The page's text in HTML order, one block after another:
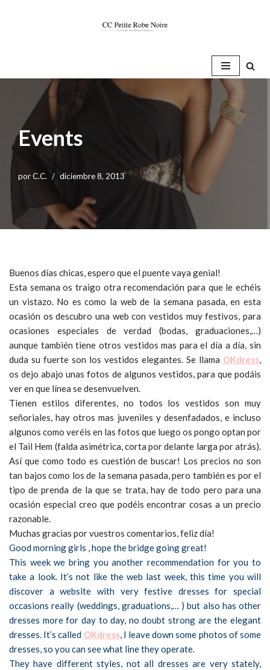
Events
porC.C. diciembre 8, 2013
Buenos días chicas, espero que el puente vaya genial!
Esta semana os traigo otra recomendación para que le echéis
un vistazo. No es como la web de la semana pasada, en esta
ocasión os descubro una web con vestidos muy festivos, para
ocasiones especiales de verdad (bodas, graduaciones,…)
aunque también tiene otros vestidos mas para el día a día, sin
duda su fuerte son los vestidos elegantes. Se llama OKdress,
os dejo abajo unas fotos de algunos vestidos, para que podáis
ver en que línea se desenvuelven.
Tienen estilos diferentes, no todos los vestidos son muy
señoriales, hay otros mas juveniles y desenfadados, e incluso
algunos como veréis en las fotos que luego os pongo optan por
el Tail Hem (falda asimétrica, corta por delante larga por atrás).
Así que como todo es cuestión de buscar! Los precios no son
tan bajos como los de la semana pasada, pero también es por el
tipo de prenda de la que se trata, hay de todo pero para una
ocasión especial creo que podéis encontrar cosas a un precio
razonable.
Muchas gracias por vuestros comentarios, feliz día!
Good morning girls , hope the bridge going great!
This week we bring you another recommendation for you to
take a look. It’s not like the web last week, this time you will
discover a website with very festive dresses for special
occasions really (weddings, graduations,… ) but also has other
dresses more for day to day, no doubt strong are the elegant
dresses. It’s called OKdress, I leave down some photos of some
dresses, so you can see what line they operate.
They have different styles, not all dresses are very stately,